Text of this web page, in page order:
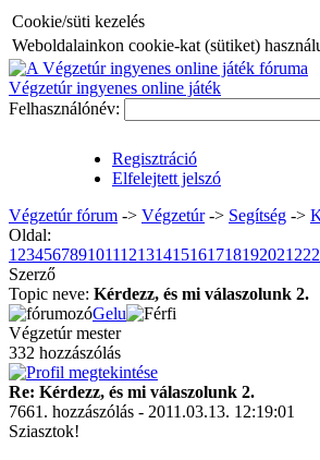
Cookie/süti kezelés
Weboldalainkon cookie-kat (sütiket)
Végzetúr ingyenes online játék
Felhasználónév:
Regisztráció
Elfelejtett jelszó
Végzetúr fórum -> Végzetúr-> Segítség ->
Oldal:
1 23456789101112131415161718192021 22
Szerző
Topic neve: Kérdezz, és mi válaszolunk 2.
Gelu
Végzetúr mester
332 hozzászólás
Re: Kérdezz, és mi válaszolunk 2.
7661. hozzászólás - 2011.03.13. 12:19:01
Sziasztok!